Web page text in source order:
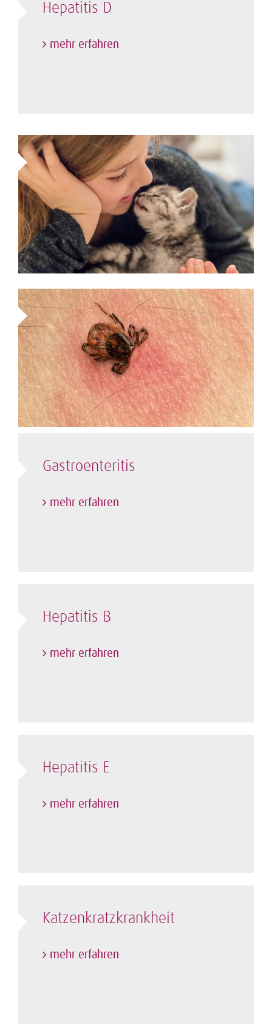
Hepatitis D
mehr erfahren
Gastroenteritis
mehr erfahren
Hepatitis B
mehr erfahren
Hepatitis E
mehr erfahren
Katzenkratz­krankheit
mehr erfahren